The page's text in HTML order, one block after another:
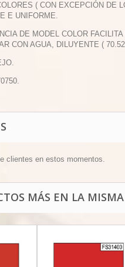
( CON EXCEPCIÓN DE
E UNIFORME.
DE MODEL COLOR
CON AGUA, DILUYENTE (
clientes en estos momentos.
MÁS EN LA